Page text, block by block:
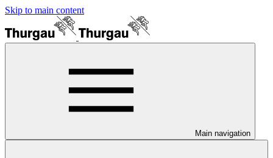
Skip to main content
Main navigation